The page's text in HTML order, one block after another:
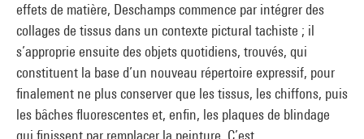
effets de matière, Deschamps commence par intégrer des
collages de tissus dans un contexte pictural tachiste ; il
s’approprie ensuite des objets quotidiens, trouvés, qui
constituent la base d’un nouveau répertoire expressif, pour
finalement ne plus conserver que les tissus, les chiffons, puis
les bâches fluorescentes et, enfin, les plaques de blindage
qui finissent par remplacer la peinture. C’est